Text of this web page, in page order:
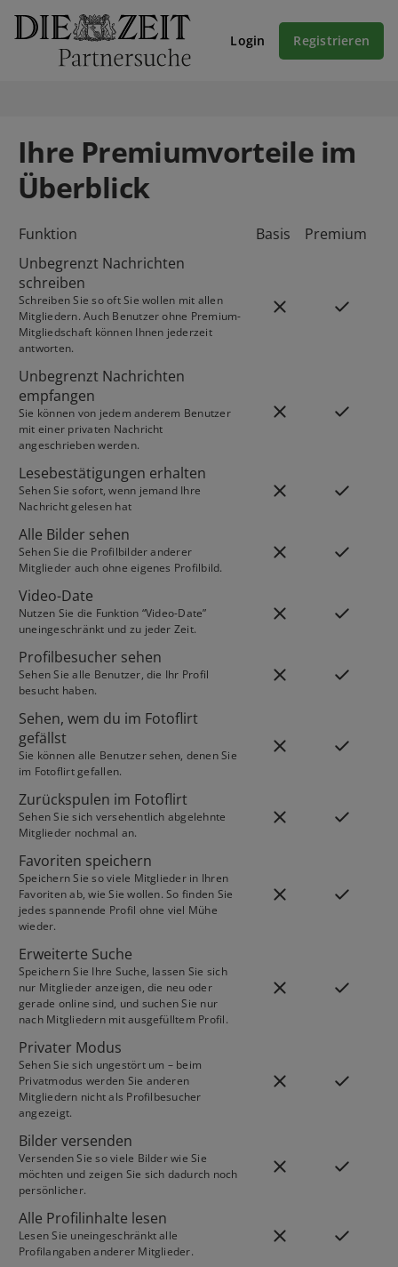
Login Registrieren
Ihre Premiumvorteile im
Überblick
Funktion Basis
Premium
Unbegrenzt Nachrichten
schreiben
Schreiben Sie so oft Sie wollen mit allen
Mitgliedern. Auch Benutzer ohne Premium-
Mitgliedschaft können Ihnen jederzeit
antworten.
Unbegrenzt Nachrichten
empfangen
Sie können von jedem anderem Benutzer
mit einer privaten Nachricht
angeschrieben werden.
Lesebestätigungen erhalten
Sehen Sie sofort, wenn jemand Ihre
Nachricht gelesen hat
Alle Bilder sehen
Sehen Sie die Profilbilder anderer
Mitglieder auch ohne eigenes Profilbild.
Video-Date
Nutzen Sie die Funktion “Video-Date”
uneingeschränkt und zu jeder Zeit.
Profilbesucher sehen
Sehen Sie alle Benutzer, die Ihr Profil
besucht haben.
Sehen, wem du im Fotoflirt
gefällst
Sie können alle Benutzer sehen, denen Sie
im Fotoflirt gefallen.
Zurückspulen im Fotoflirt
Sehen Sie sich versehentlich abgelehnte
Mitglieder nochmal an.
Favoriten speichern
Speichern Sie so viele Mitglieder in Ihren
Favoriten ab, wie Sie wollen. So finden Sie
jedes spannende Profil ohne viel Mühe
wieder.
Erweiterte Suche
Speichern Sie Ihre Suche, lassen Sie sich
nur Mitglieder anzeigen, die neu oder
gerade online sind, und suchen Sie nur
nach Mitgliedern mit ausgefülltem Profil.
Privater Modus
Sehen Sie sich ungestört um – beim
Privatmodus werden Sie anderen
Mitgliedern nicht als Profilbesucher
angezeigt.
Bilder versenden
Versenden Sie so viele Bilder wie Sie
möchten und zeigen Sie sich dadurch noch
persönlicher.
Alle Profilinhalte lesen
Lesen Sie uneingeschränkt alle
Profilangaben anderer Mitglieder.